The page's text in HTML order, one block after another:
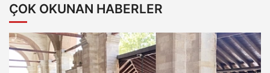
ÇOK OKUNAN HABERLER